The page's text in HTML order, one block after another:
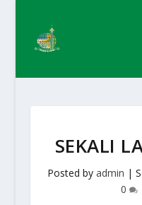
SEKALI
Posted by admin |
0